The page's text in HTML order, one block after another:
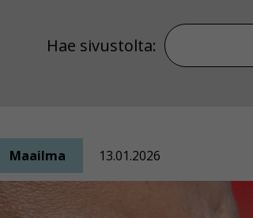
Hae sivustolta: Hae sivustolta
Maailma 13.01.2026